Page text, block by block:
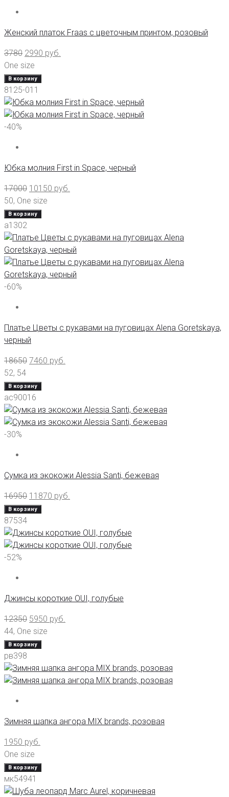
Женский платок Fraas с цветочным принтом, розовый
3780 2990 руб.
One size
В корзину
8125-011
-40%
Юбка молния First in Space, черный
17000 10150 руб.
50, One size
В корзину
а1302
-60%
Платье Цветы с рукавами на пуговицах Alena Goretskaya,
черный
18650 7460 руб.
52, 54
В корзину
ас90016
-30%
Сумка из экокожи Alessia Santi, бежевая
16950 11870 руб.
В корзину
87534
-52%
Джинсы короткие OUI, голубые
12350 5950 руб.
44, One size
В корзину
рв398
Зимняя шапка ангора MIX brands, розовая
1950 руб.
One size
В корзину
мк54941